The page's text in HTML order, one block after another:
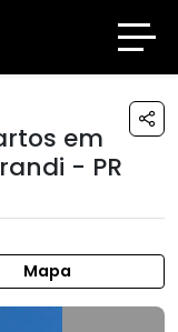
em
- PR
Mapa